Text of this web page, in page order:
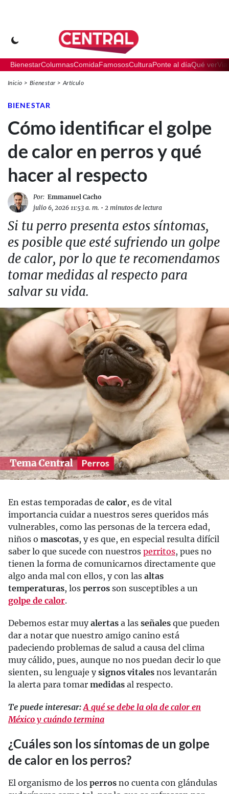
BienestarColumnasComidaFamososCulturaPonte al díaQué ver
Inicio Bienestar Artículo
BIENESTAR
Cómo identificar el golpe
de calor en perros y qué
hacer al respecto
Por: Emmanuel Cacho
julio 6, 2026 11:53 a. m. • 2 minutos de lectura
Si tu perro presenta estos síntomas,
es posible que esté sufriendo un golpe
de calor, por lo que te recomendamos
tomar medidas al respecto para
salvar su vida.
En estas temporadas de calor, es de vital
importancia cuidar a nuestros seres queridos más
vulnerables, como las personas de la tercera edad,
niños o mascotas, y es que, en especial resulta difícil
saber lo que sucede con nuestros perritos, pues no
tienen la forma de comunicarnos directamente que
algo anda mal con ellos, y con las altas
temperaturas, los perros son susceptibles a un
golpe de calor.
Debemos estar muyalertas a las señales que pueden
dar a notar que nuestro amigo canino está
padeciendo problemas de salud a causa del clima
muy cálido, pues, aunque no nos puedan decir lo que
sienten, su lenguaje ysignos vitales nos levantarán
la alerta para tomar medidas al respecto.
Te puede interesar:A qué se debe la ola de calor en
México y cuándo termina
¿Cuáles son los síntomas de un golpe
de calor en los perros?
El organismo de los perros no cuenta con glándulas